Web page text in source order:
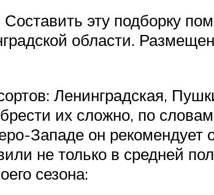
эту подборку
области.
Ленинградская,
их сложно, по
Западе он
не только в средней
сезона: